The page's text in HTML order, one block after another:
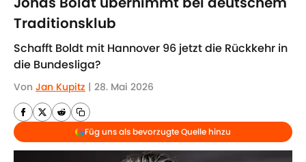
Traditionsklub
Schafft Boldt mit Hannover 96 jetzt die Rückkehr in
die Bundesliga?
Von Jan Kupitz | 28. Mai 2026
Füg uns als bevorzugte Quelle hinzu